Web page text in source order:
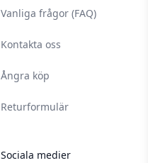
Vanliga frågor (FAQ)
Kontakta oss
Ångra köp
Returformulär
Sociala medier